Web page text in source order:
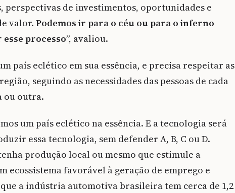
perspectivas de investimentos, oportunidades e
valor.Podemos ir para o céu ou para o inferno
processo”, avaliou.
país eclético em sua essência, e precisa respeitar as
seguindo as necessidades das pessoas de cada
ou outra.
um país eclético na essência. E a tecnologia será
essa tecnologia, sem defender A, B, C ou D.
produção local ou mesmo que estimule a
ecossistema favorável à geração de emprego e
a indústria automotiva brasileira tem cerca de 1,2